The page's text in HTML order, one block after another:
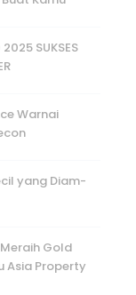
SUKSES
Warnai
yang Diam-
Gold
Asia Property